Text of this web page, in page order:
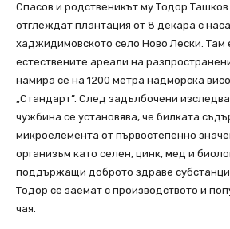
Спасов и родственикът му Тодор Ташков
отглеждат плантация от 8 декара с
хаджидимовското село Ново Лески. Там
естествените ареали на
намира се на 1200 метра надморска
„Стандарт”. След задълбочени
чужбина се установява, че билката
микроелемента от първостепенно
организъм като селен, цинк, мед и
поддържащи доброто здраве
Тодор се заемат с производството и
чая.